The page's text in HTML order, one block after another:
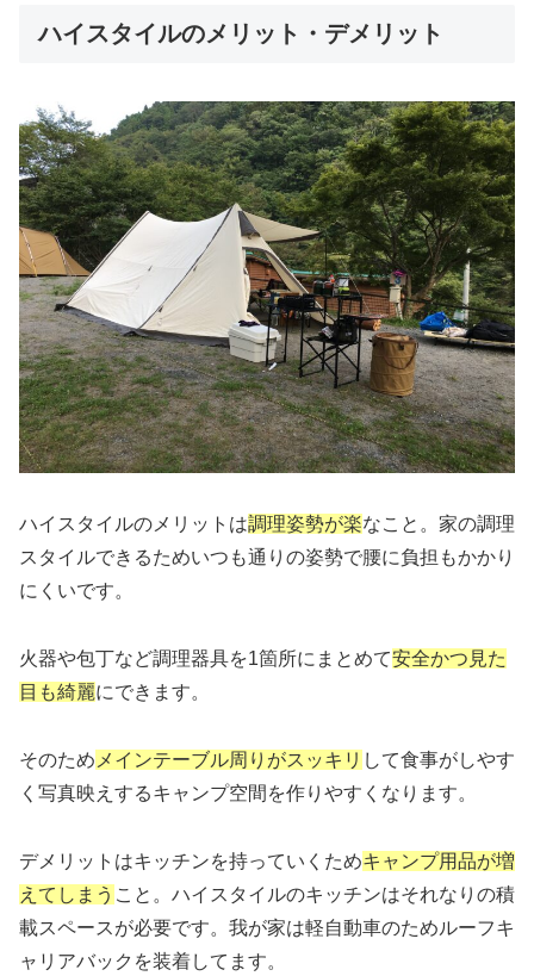
ハイスタイルのメリット・デメリット
ハイスタイルのメリットは調理姿勢が楽なこと。家の調理
スタイルできるためいつも通りの姿勢で腰に負担もかかり
にくいです。
火器や包丁など調理器具を1箇所にまとめて安全かつ見た
目も綺麗にできます。
そのため メインテーブル周りがスッキリ して食事がしやす
く写真映えするキャンプ空間を作りやすくなります。
デメリットはキッチンを持っていくためキャンプ用品が増
えてしまう こと。ハイスタイルのキッチンはそれなりの積
載スペースが必要です。我が家は軽自動車のためルーフキ
ャリアバックを装着してます。